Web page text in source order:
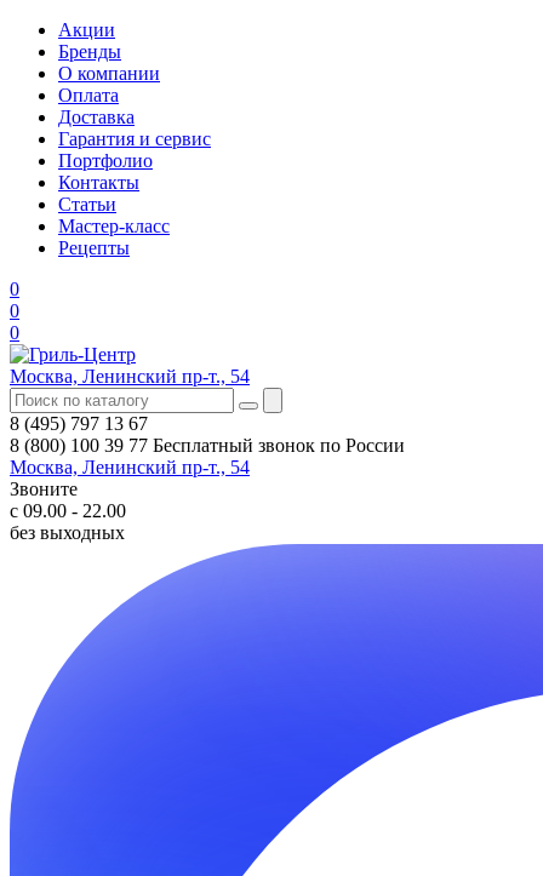
Акции
Бренды
О компании
Оплата
Доставка
Гарантия и сервис
Портфолио
Контакты
Статьи
Мастер-класс
Рецепты
0
0
0
Москва, Ленинский пр-т., 54
8 (495) 797 13 67
8 (800) 100 39 77 Бесплатный звонок по России
Москва, Ленинский пр-т., 54
Звоните
с 09.00 - 22.00
без выходных